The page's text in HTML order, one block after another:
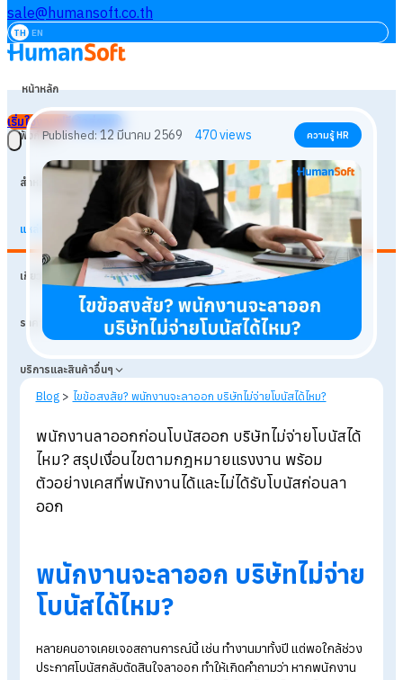
sale@humansoft.co.th
TH EN
หน้าหลัก
ฟังก์ชัน
สำหรับธุรกิจ
แหล่งเรียนรู้
เกี่ยวกับเรา
ราคา
บริการและสินค้าอื่นๆ
เริ่มใช้งานฟรี
Published:12 มีนาคม 2569 470views
Blog > ไขข้อสงสัย? พนักงานจะลาออก บริษัทไม่จ่ายโบนัสได้ไหม?
พนักงานลาออกก่อนโบนัสออก บริษัทไม่จ่ายโบนัส
ไหม? สรุปเงื่อนไขตามกฎหมายแรงงาน พร้อม
ตัวอย่างเคสที่พนักงานได้และไม่ได้รับโบนัสก่อนลา